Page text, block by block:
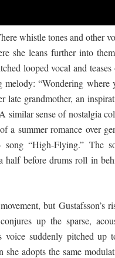
whistle tones and other
she leans further into
looped vocal and teases
melody: “Wondering where
late grandmother, an
similar sense of nostalgia
a summer romance over
song “High-Flying.” The
half before drums roll in
but Gustafsson’s
up the sparse,
voice suddenly pitched up
adopts the same